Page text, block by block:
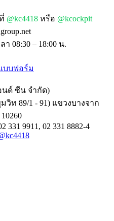
@kc4418 หรือ @kcockpit
08:30 – 18:00 น.
บบฟอร์ม
นด์ ซีน จำกัด)
ท 89/1 - 91) แขวงบางจาก
331 9911, 02 331 8882-4